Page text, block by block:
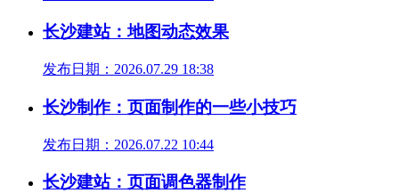
长沙建站：地图动态效果
发布日期：2026.07.29 18:38
长沙制作：页面制作的一些小技巧
发布日期：2026.07.22 10:44
长沙建站：页面调色器制作